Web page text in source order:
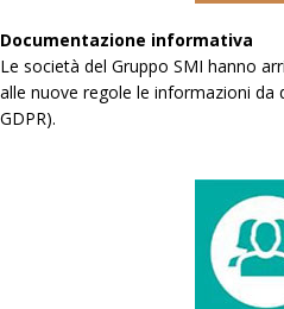
Documentazione informativa
Le società del Gruppo SMI hanno
alle nuove regole le informazioni da
GDPR).